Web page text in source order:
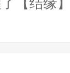
结缘】